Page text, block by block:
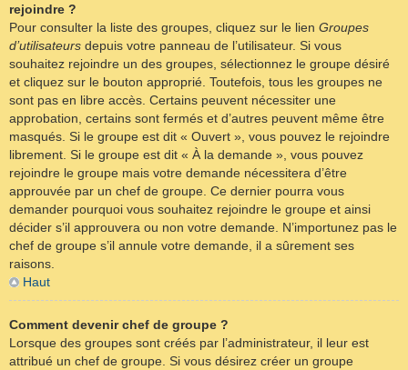
rejoindre ?
Pour consulter la liste des groupes, cliquez sur le lien Groupes
d’utilisateurs depuis votre panneau de l’utilisateur. Si vous
souhaitez rejoindre un des groupes, sélectionnez le groupe désiré
et cliquez sur le bouton approprié. Toutefois, tous les groupes ne
sont pas en libre accès. Certains peuvent nécessiter une
approbation, certains sont fermés et d’autres peuvent même être
masqués. Si le groupe est dit « Ouvert », vous pouvez le rejoindre
librement. Si le groupe est dit « À la demande », vous pouvez
rejoindre le groupe mais votre demande nécessitera d’être
approuvée par un chef de groupe. Ce dernier pourra vous
demander pourquoi vous souhaitez rejoindre le groupe et ainsi
décider s’il approuvera ou non votre demande. N’importunez pas le
chef de groupe s’il annule votre demande, il a sûrement ses
raisons.
Haut
Comment devenir chef de groupe ?
Lorsque des groupes sont créés par l’administrateur, il leur est
attribué un chef de groupe. Si vous désirez créer un groupe